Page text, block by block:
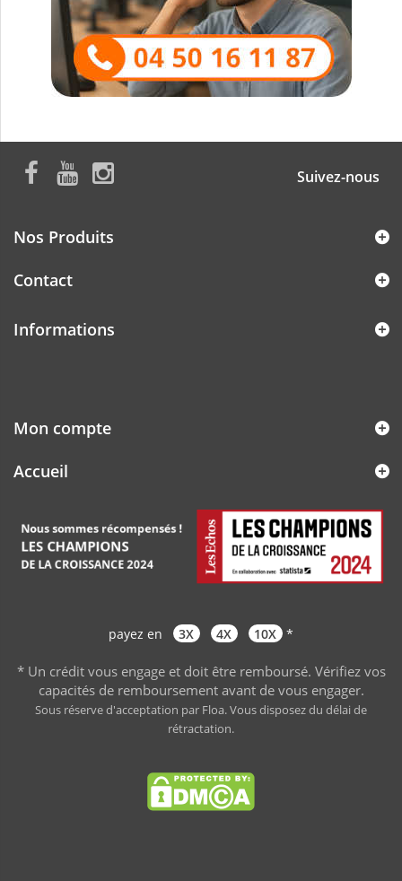
Suivez-nous
Nos Produits
Contact
Informations
Mon compte
Accueil
payez en 3X 4X 10X *
* Un crédit vous engage et doit être remboursé. Vérifiez vos
capacités de remboursement avant de vous engager.
Sous réserve d'acceptation par Floa. Vous disposez du délai de
rétractation.